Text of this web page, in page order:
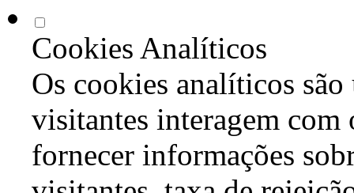
Cookies Analíticos
Os cookies analíticos são
visitantes interagem com
fornecer informações